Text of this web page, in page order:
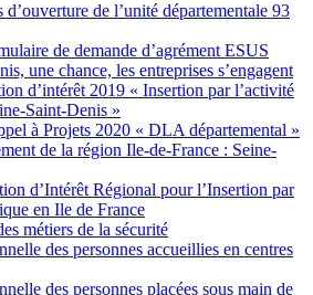
d’ouverture de l’unité départementale 93
de demande d’agrément ESUS
une chance, les entreprises s’engagent
d’intérêt 2019 « Insertion par l’activité
Saint-Denis »
à Projets 2020 « DLA départemental »
de la région Ile-de-France : Seine-
d’Intérêt Régional pour l’Insertion par
en Ile de France
métiers de la sécurité
des personnes accueillies en centres
des personnes placées sous main de